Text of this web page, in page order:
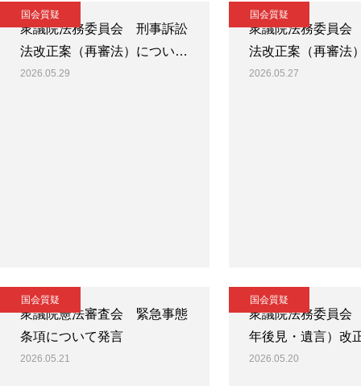
国会質疑
衆議院法務委員会 刑事訴訟
法改正案（再審法）につい…
2026.05.29
国会質疑
衆議院法務委員
法改正案（再審法
2026.05.27
国会質疑
衆議院憲法審査会 緊急事態
条項について発言
2026.05.21
国会質疑
衆議院法務委員
年後見・遺言）改
2026.05.20